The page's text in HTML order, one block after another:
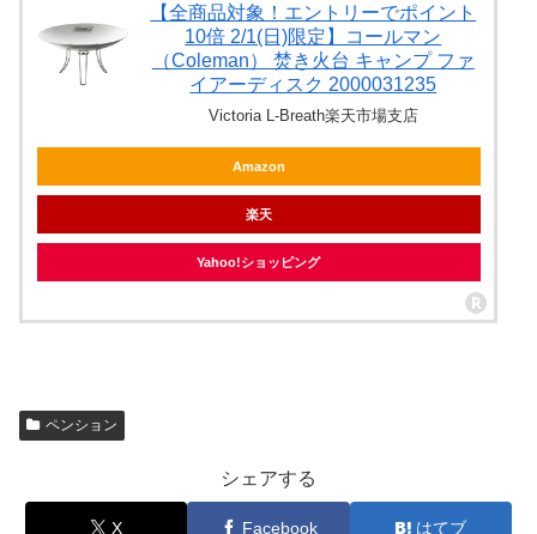
【全商品対象！エントリーでポイント
10倍 2/1(日)限定】コールマン
（Coleman） 焚き火台 キャンプ ファ
イアーディスク 2000031235
Victoria L-Breath楽天市場支店
Amazon
楽天
Yahoo!ショッピング
ペンション
シェアする
X Facebook はてブ